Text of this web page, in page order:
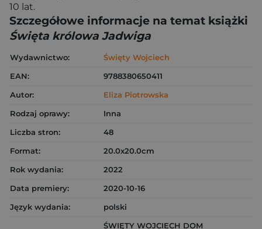
10 lat.
Szczegółowe informacje na temat książki
Święta królowa Jadwiga
Wydawnictwo:
Święty Wojciech
EAN:
9788380650411
Autor:
Eliza Piotrowska
Rodzaj oprawy:
Inna
Liczba stron:
48
Format:
20.0x20.0cm
Rok wydania:
2022
Data premiery:
2020-10-16
Język wydania:
polski
ŚWIĘTY WOJCIECH DOM